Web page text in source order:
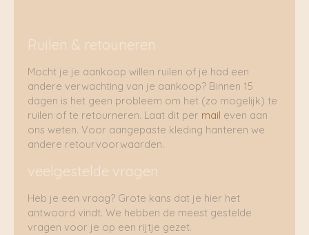
Ruilen & retouneren
Mocht je je aankoop willen ruilen of je had een
andere verwachting van je aankoop? Binnen 15
dagen is het geen probleem om het (zo mogelijk) te
ruilen of te retourneren. Laat dit per mail even aan
ons weten. Voor aangepaste kleding hanteren we
andere retourvoorwaarden.
veelgestelde vragen
Heb je een vraag? Grote kans dat je hier het
antwoord vindt. We hebben de meest gestelde
vragen voor je op een rijtje gezet.